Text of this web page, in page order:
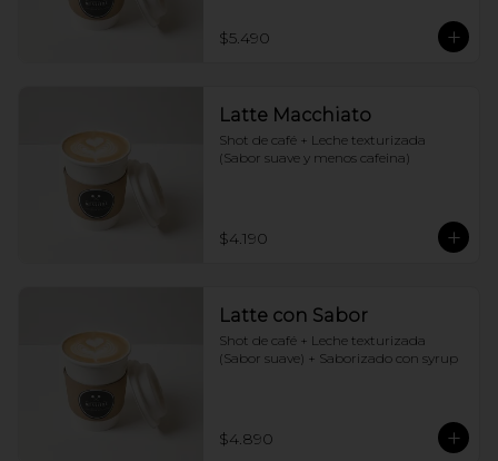
$5.490
Latte Macchiato
Shot de café + Leche texturizada
(Sabor suave y menos cafeina)
$4.190
Latte con Sabor
Shot de café + Leche texturizada
(Sabor suave) + Saborizado con syrup
$4.890